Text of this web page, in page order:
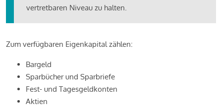
vertretbaren Niveau zu halten.
Zum verfügbaren Eigenkapital zählen:
Bargeld
Sparbücher und Sparbriefe
Fest- und Tagesgeldkonten
Aktien